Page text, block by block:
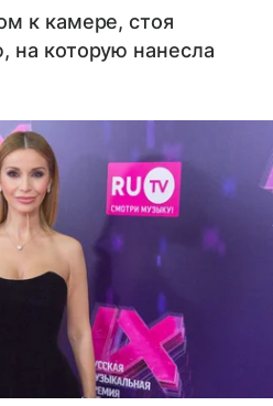
к камере, стоя
на которую нанесла